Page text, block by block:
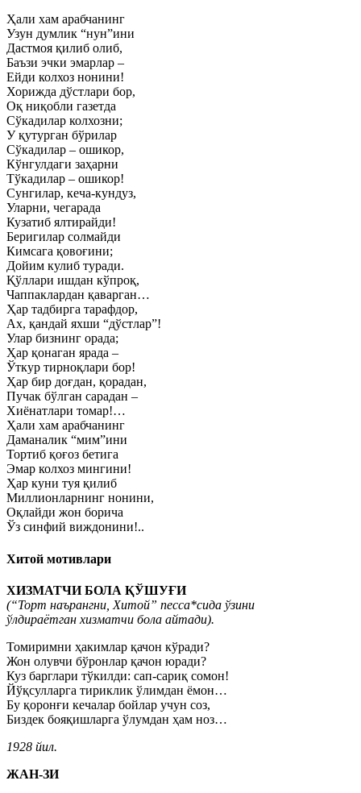
Ҳали хам арабчанинг
Узун думлик “нун”ини
Дастмоя қилиб олиб,
Баъзи эчки эмарлар –
Ейди колхоз нонини!
Хорижда дўстлари бор,
Оқ ниқобли газетда
Сўкадилар колхозни;
У қутурган бўрилар
Сўкадилар – ошикор,
Кўнгулдаги заҳарни
Тўкадилар – ошикор!
Сунгилар, кеча-кундуз,
Уларни, чегарада
Кузатиб ялтирайди!
Беригилар солмайди
Кимсага қовоғини;
Дойим кулиб туради.
Қўллари ишдан кўпроқ,
Чаппаклардан қаварган…
Ҳар тадбирга тарафдор,
Ах, қандай яхши “дўстлар”!
Улар бизнинг орада;
Ҳар қонаган ярада –
Ўткур тирноқлари бор!
Ҳар бир доғдан, қорадан,
Пучак бўлган сарадан –
Хиёнатлари томар!…
Ҳали хам арабчанинг
Даманалик “мим”ини
Тортиб қоғоз бетига
Эмар колхоз мингини!
Ҳар куни туя қилиб
Миллионларнинг нонини,
Оқлайди жон борича
Ўз синфий виждонини!..
Хитой мотивлари
ХИЗМАТЧИ БОЛА ҚЎШУҒИ
(“Торт наърангни, Хитой” песса*сида ўзини
ўлдираётган хизматчи бола айтади).
Томиримни ҳакимлар қачон кўради?
Жон олувчи бўронлар қачон юради?
Куз барглари тўкилди: сап-сариқ сомон!
Йўқсулларга тириклик ўлимдан ёмон…
Бу қоронғи кечалар бойлар учун соз,
Биздек бояқишларга ўлумдан ҳам ноз…
1928 йил.
ЖАН-ЗИ